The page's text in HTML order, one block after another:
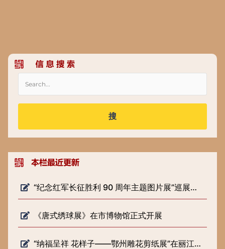
搜
“纪念红军长征胜利 90 周年主题图片展”巡展预告
《唐式绣球展》在市博物馆正式开展
“纳福呈祥 花样子——鄂州雕花剪纸展”在丽江市博物院开展